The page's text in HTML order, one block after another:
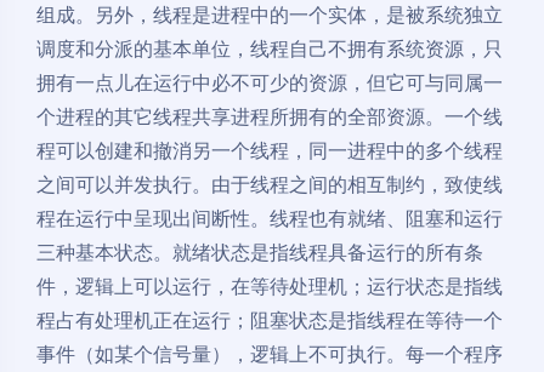
组成。另外，线程是进程中的一个实体，是被系统独立
调度和分派的基本单位，线程自己不拥有系统资源，只
拥有一点儿在运行中必不可少的资源，但它可与同属一
个进程的其它线程共享进程所拥有的全部资源。一个线
程可以创建和撤消另一个线程，同一进程中的多个线程
之间可以并发执行。由于线程之间的相互制约，致使线
程在运行中呈现出间断性。线程也有就绪、阻塞和运行
三种基本状态。就绪状态是指线程具备运行的所有条
件，逻辑上可以运行，在等待处理机；运行状态是指线
程占有处理机正在运行；阻塞状态是指线程在等待一个
事件（如某个信号量），逻辑上不可执行。每一个程序